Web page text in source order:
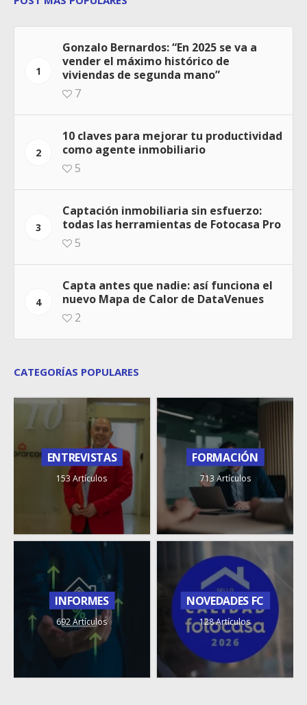
1
Gonzalo Bernardos: “En 2025 se va a
vender el máximo histórico de
viviendas de segunda mano”
7
2
10 claves para mejorar tu productividad
como agente inmobiliario
5
3
Captación inmobiliaria sin esfuerzo:
todas las herramientas de Fotocasa Pro
5
4
Capta antes que nadie: así funciona el
nuevo Mapa de Calor de DataVenues
2
CATEGORÍAS POPULARES
ENTREVISTAS
153 Artículos
FORMACIÓN
713 Artículos
INFORMES
692 Artículos
NOVEDADES FC
128 Artículos